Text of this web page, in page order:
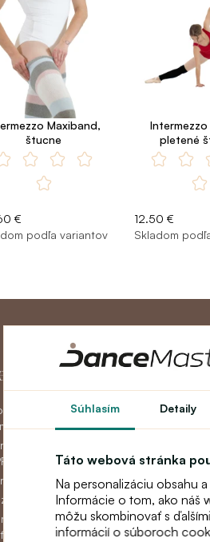
Súhlasím Detaily
Táto webová stránka
Na personalizáciu obsahu
Informácie o tom, ako náš
môžu skombinovať s
informácií o súboroch
Maxiband,
štucne
€
podľa variantov
pletené
12.50 €
Skladom
o nákupe
obchodné
osobných údajov
vymeniť alebo
tovar
Môj
Môj účet
História